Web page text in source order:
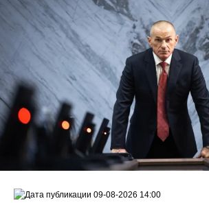
09-08-2026 14:00